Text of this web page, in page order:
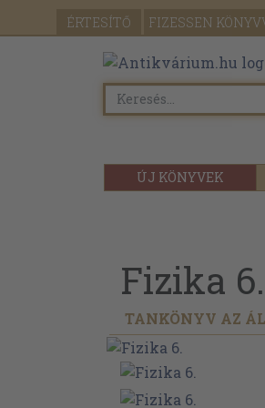
ÉRTESÍTŐ FIZESSEN
ÚJ KÖNYVEK
Fizika 6.
TANKÖNYV AZ